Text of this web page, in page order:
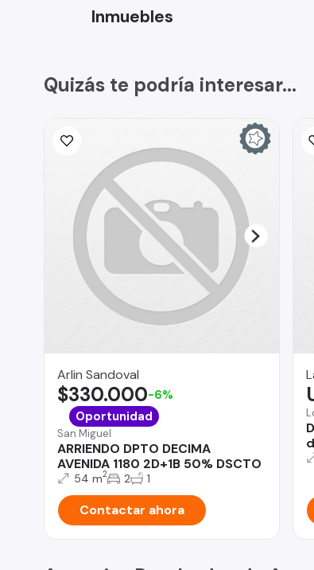
Inmuebles
Quizás te podría interesar...
Arlin Sandoval
San Miguel
ARRIENDO DPTO DECIMA
AVENIDA 1180 2D+1B 50% DSCTO
$330.000-6%
Oportunidad
54 m2 2 1
Contactar ahora